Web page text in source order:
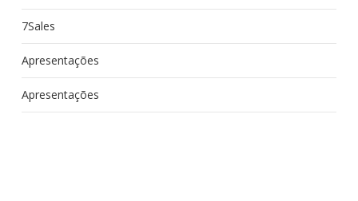
7Sales
Apresentações
Apresentações